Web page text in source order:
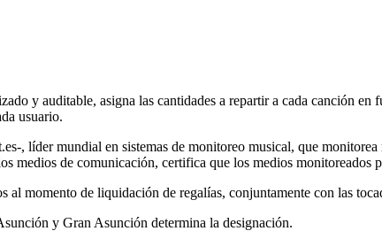
y auditable, asigna las cantidades a repartir a cada canción
usuario.
, líder mundial en sistemas de monitoreo musical, que
medios de comunicación, certifica que los medios monitoreados
momento de liquidación de regalías, conjuntamente con las
y Gran Asunción determina la designación.